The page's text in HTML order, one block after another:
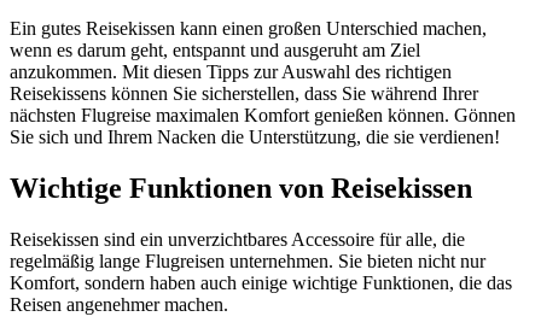
Ein gutes Reisekissen kann einen großen Unterschied machen,
wenn es darum geht, entspannt und ausgeruht am Ziel
anzukommen. Mit diesen Tipps zur Auswahl des richtigen
Reisekissens können Sie sicherstellen, dass Sie während Ihrer
nächsten Flugreise maximalen Komfort genießen können. Gönnen
Sie sich und Ihrem Nacken die Unterstützung, die sie verdienen!
Wichtige Funktionen von Reisekissen
Reisekissen sind ein unverzichtbares Accessoire für alle, die
regelmäßig lange Flugreisen unternehmen. Sie bieten nicht nur
Komfort, sondern haben auch einige wichtige Funktionen, die das
Reisen angenehmer machen.